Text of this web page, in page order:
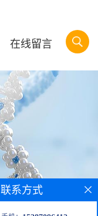
在线留言
联系方式